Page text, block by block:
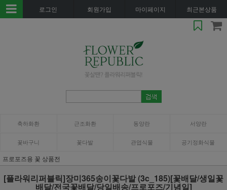
로그인 회원가입 마이페이지 최근본상품
축하화환 근조화환 동양란 서양란
꽃바구니 꽃다발 관엽식물 공기정화식물
프로포즈용 꽃 상품전
[플라워리퍼블릭]장미365송이꽃다발 (3c_185)[꽃배달/생일꽃
배달/전국꽃배달/당일배송/프로포즈/기념일]